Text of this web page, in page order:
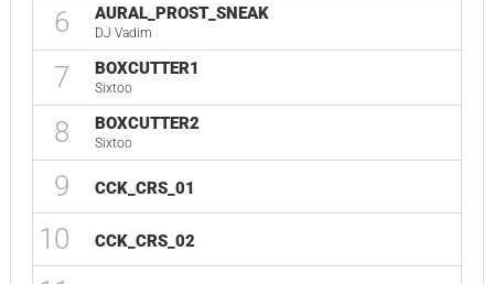
6 AURAL_PROST_SNEAK
DJ Vadim
7 BOXCUTTER1
Sixtoo
8 BOXCUTTER2
Sixtoo
9 CCK_CRS_01
10 CCK_CRS_02